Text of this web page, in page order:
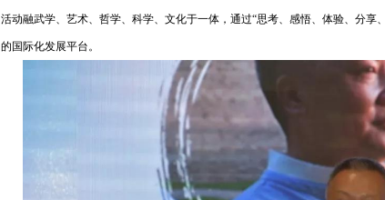
活动融武学、艺术、哲学、科学、文化于一体，通过“思考、感悟、体验、分享
的国际化发展平台。